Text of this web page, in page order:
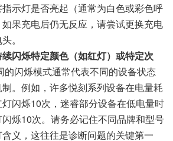
示灯是否亮起（通常为白色或彩色呼
果充电后仍无反应，请尝试更换充电
。
闪烁特定颜色（如红灯）或特定次
的闪烁模式通常代表不同的设备状态
。例如，许多悦刻系列设备在电量耗
闪烁10次，迷睿部分设备在低电量时
烁10次。请务必记住不同品牌和型号
义，这往往是诊断问题的关键第一